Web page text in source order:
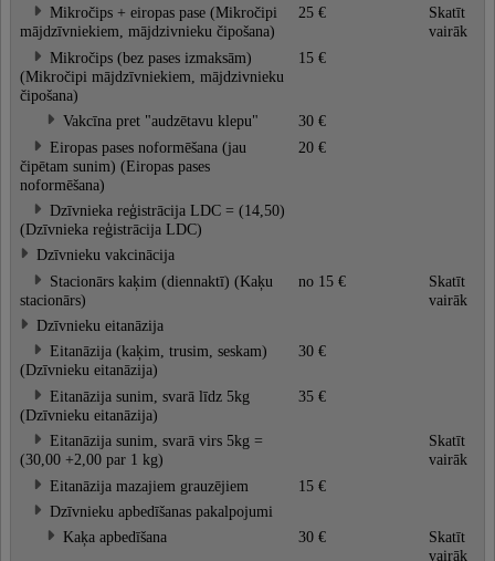
Mikročips + eiropas pase (Mikročipi
mājdzīvniekiem, mājdzivnieku čipošana)
25 €
Skatīt
vairāk
Mikročips (bez pases izmaksām)
(Mikročipi mājdzīvniekiem, mājdzivnieku
čipošana)
15 €
Vakcīna pret "audzētavu klepu"
30 €
Eiropas pases noformēšana (jau
čipētam sunim) (Eiropas pases
noformēšana)
20 €
Dzīvnieka reģistrācija LDC = (14,50)
(Dzīvnieka reģistrācija LDC)
Dzīvnieku vakcinācija
Stacionārs kaķim (diennaktī) (Kaķu
stacionārs)
no 15 €
Skatīt
vairāk
Dzīvnieku eitanāzija
Eitanāzija (kaķim, trusim, seskam)
(Dzīvnieku eitanāzija)
30 €
Eitanāzija sunim, svarā līdz 5kg
(Dzīvnieku eitanāzija)
35 €
Eitanāzija sunim, svarā virs 5kg =
(30,00 +2,00 par 1 kg)
Skatīt
vairāk
Eitanāzija mazajiem grauzējiem
15 €
Dzīvnieku apbedīšanas pakalpojumi
Kaķa apbedīšana
30 €
Skatīt
vairāk